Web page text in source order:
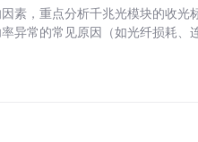
素，重点分析千兆光模块的收光
异常的常见原因（如光纤损耗、